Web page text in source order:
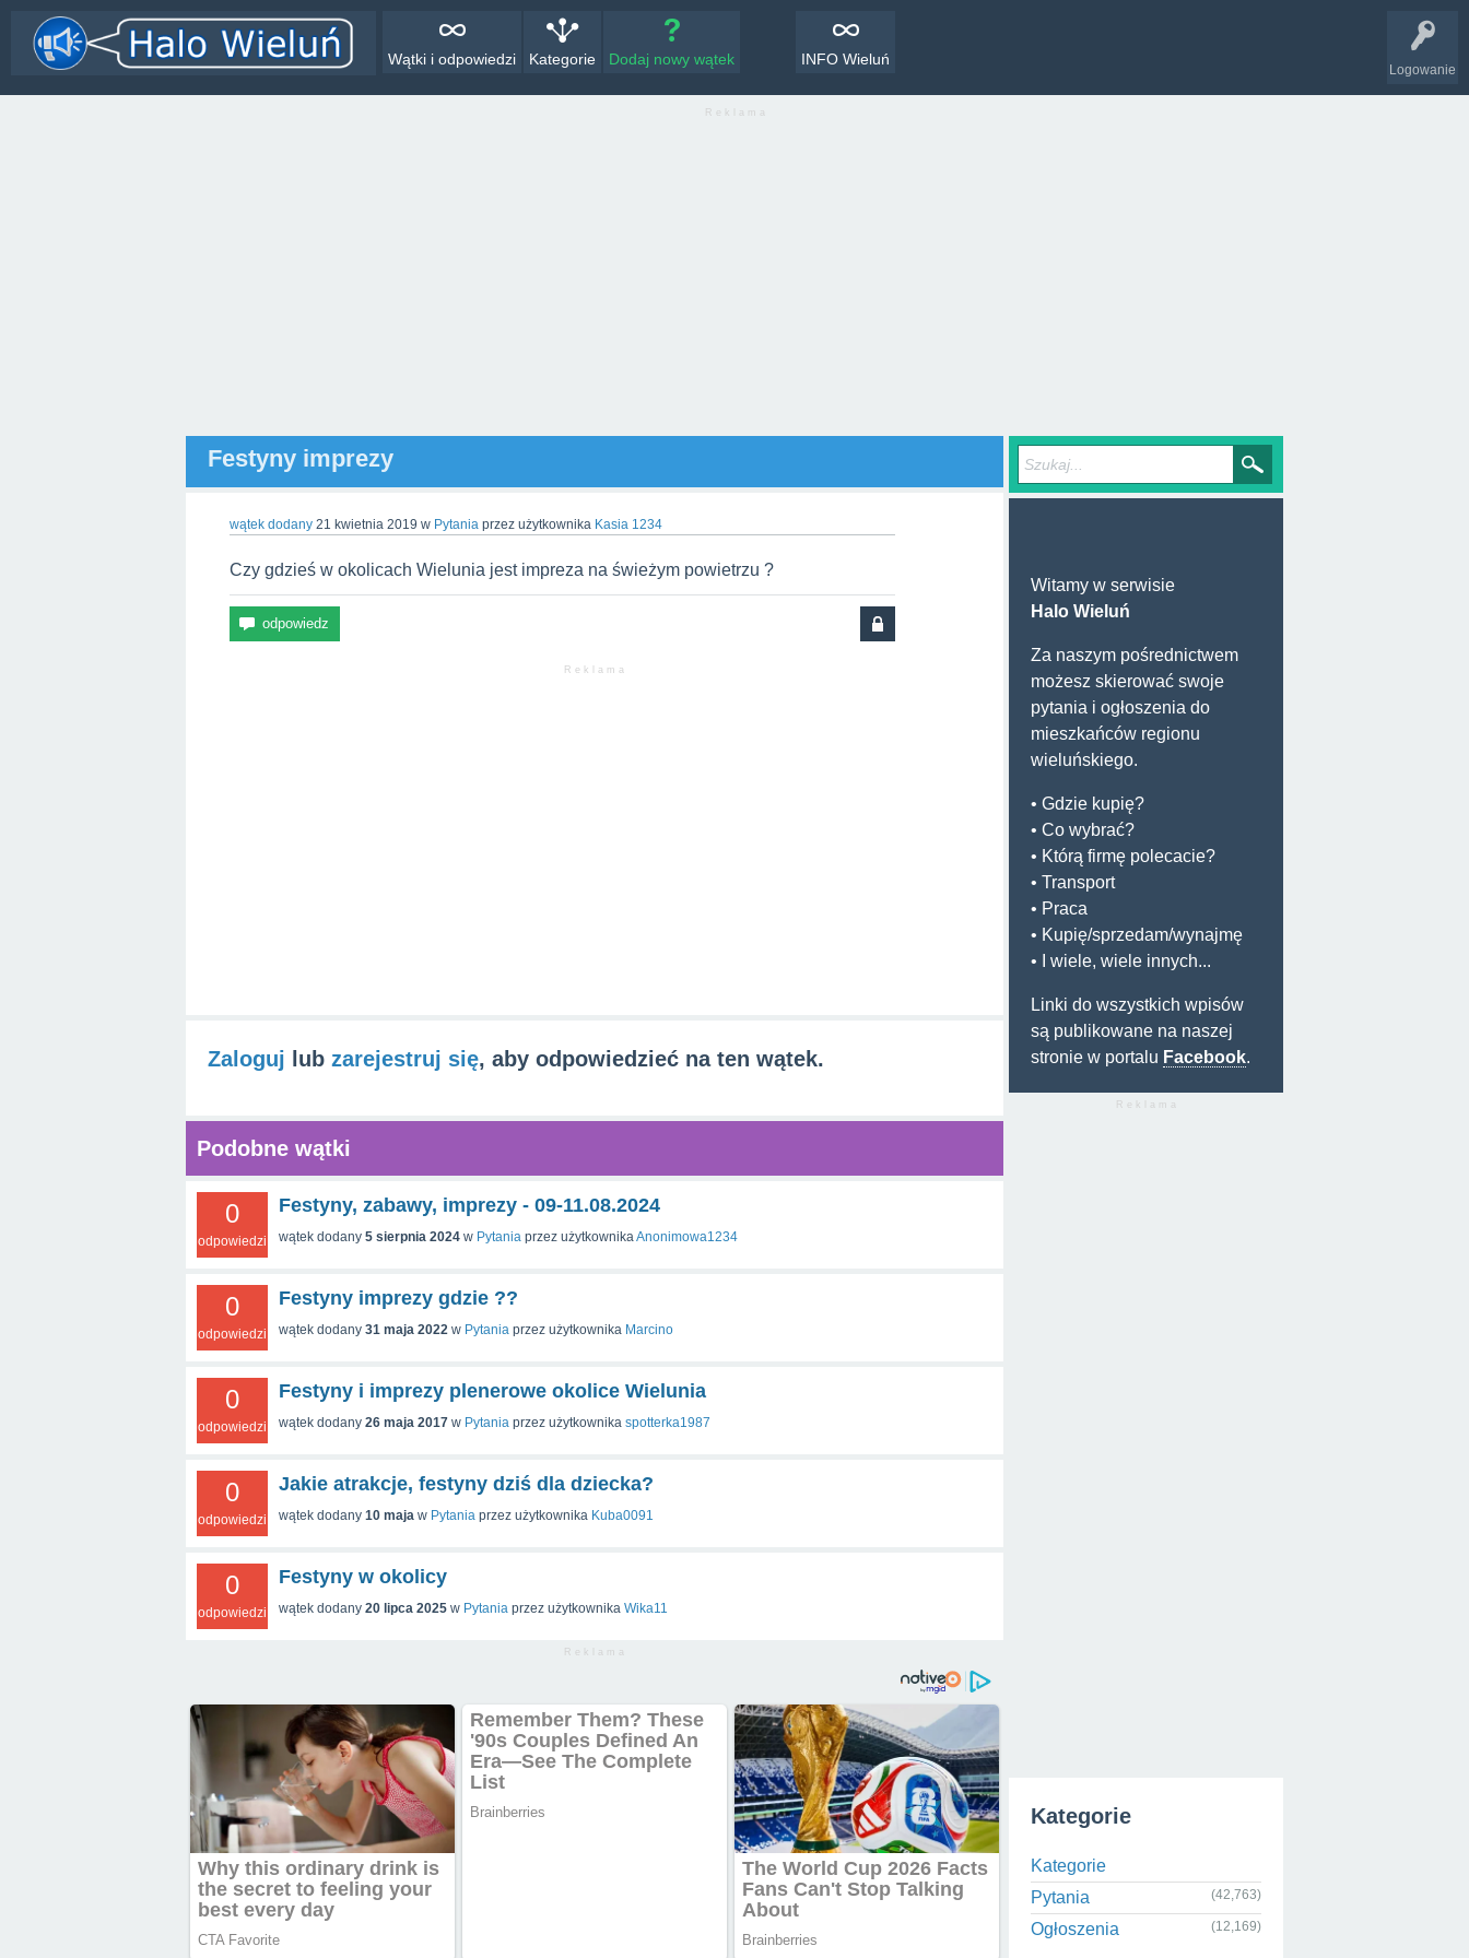
Logowanie
Wątki i odpowiedzi Kategorie Dodaj nowy wątek INFO Wieluń
R e k l a m a
Festyny imprezy
wątek dodany 21 kwietnia 2019 w Pytania przez użytkownika Kasia 1234
Czy gdzieś w okolicach Wielunia jest impreza na świeżym powietrzu ?
R e k l a m a
Zaloguj lub zarejestruj się, aby odpowiedzieć na ten wątek.
Podobne wątki
0
odpowiedzi
Festyny, zabawy, imprezy - 09-11.08.2024
wątek dodany 5 sierpnia 2024 w Pytania przez użytkownikaAnonimowa1234
0
odpowiedzi
Festyny imprezy gdzie ??
wątek dodany 31 maja 2022 w Pytania przez użytkownika Marcino
0
odpowiedzi
Festyny i imprezy plenerowe okolice Wielunia
wątek dodany 26 maja 2017 w Pytania przez użytkownika spotterka1987
0
odpowiedzi
Jakie atrakcje, festyny dziś dla dziecka?
wątek dodany 10 maja w Pytania przez użytkownika Kuba0091
0
odpowiedzi
Festyny w okolicy
wątek dodany 20 lipca 2025 w Pytania przez użytkownika Wika11
R e k l a m a
Witamy w serwisie
Halo Wieluń
Za naszym pośrednictwem
możesz skierować swoje
pytania i ogłoszenia do
mieszkańców regionu
wieluńskiego.
• Gdzie kupię?
• Co wybrać?
• Którą firmę polecacie?
• Transport
• Praca
• Kupię/sprzedam/wynajmę
• I wiele, wiele innych...
Linki do wszystkich wpisów
są publikowane na naszej
stronie w portalu Facebook.
R e k l a m a
Kategorie
Kategorie
Pytania
(42,763)
Ogłoszenia (12,169)